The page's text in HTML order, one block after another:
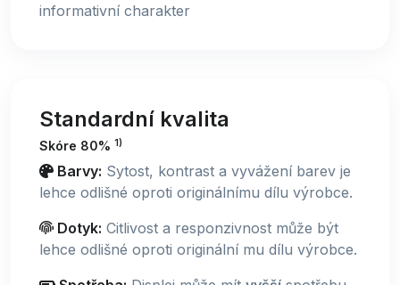
informativní charakter
Standardní kvalita
Skóre 80% 1)
Barvy: Sytost, kontrast a vyvážení barev je
lehce odlišné oproti originálnímu dílu výrobce.
Dotyk: Citlivost a responzivnost může být
lehce odlišné oproti originální mu dílu výrobce.